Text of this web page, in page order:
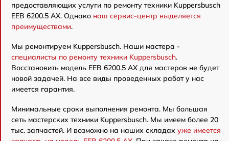
предоставляющих услуги по ремонту техники Kuppersbusch
EEB 6200.5 AX. Однако наш сервис-центр выделяется
преимуществами.
Мы ремонтируем Kuppersbusch. Наши мастера -
специалисты по ремонту техники Kuppersbusch.
Восстановить модель EEB 6200.5 AX для мастеров не будет
новой задачей. На все виды проведенных работ у нас
имеется гарантия.
Минимальные сроки выполнения ремонта. Мы большая
сеть мастерских техники Kuppersbusch. Мы имеем более 20
тыс. запчастей. И возможно на наших складах уже имеется